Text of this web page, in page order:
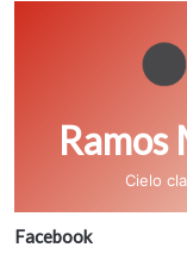
Ramos
Cielo
Facebook